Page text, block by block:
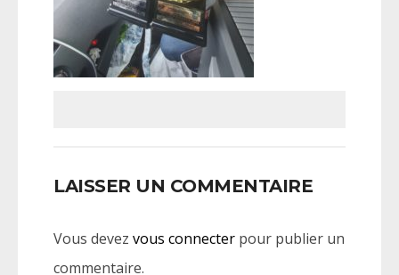
LAISSER UN COMMENTAIRE
Vous devez vous connecter pour publier un
commentaire.